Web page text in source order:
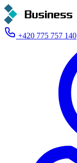
+420 775 757 140